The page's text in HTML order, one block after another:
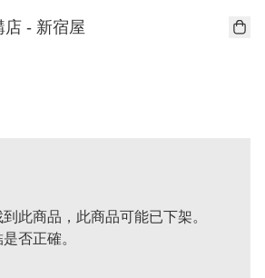
店 - 新宿屋
此商品，此商品可能已下架。
否正確。